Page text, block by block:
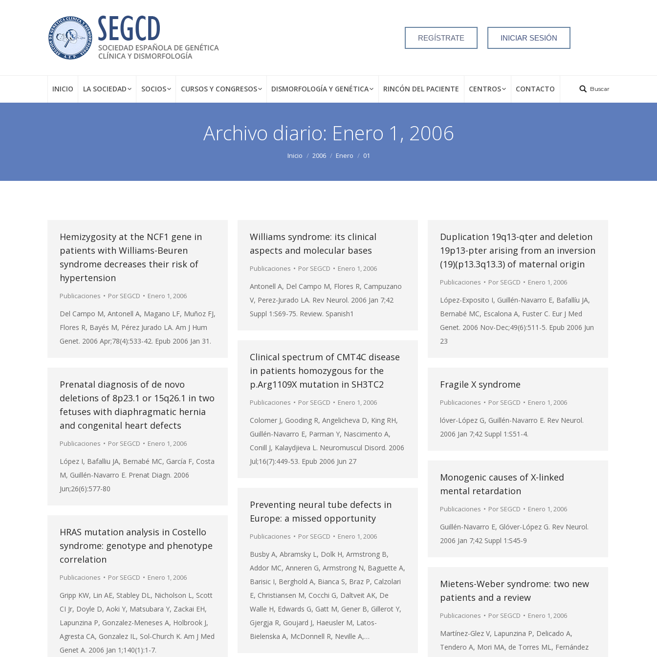
REGÍSTRATE INICIAR SESIÓN
INICIO LA SOCIEDAD SOCIOS CURSOS Y CONGRESOS DISMORFOLOGÍA Y GENÉTICA RINCÓN DEL PACIENTE CENTROS CONTACTO Buscar
Archivo diario: Enero 1, 2006
Inicio 2006 Enero 01
Hemizygosity at the NCF1 gene in
patients with Williams-Beuren
syndrome decreases their risk of
hypertension
Publicaciones Por SEGCD Enero 1, 2006
Del Campo M, Antonell A, Magano LF, Muñoz FJ,
Flores R, Bayés M, Pérez Jurado LA. Am J Hum
Genet. 2006 Apr;78(4):533-42. Epub 2006 Jan 31.
Williams syndrome: its clinical
aspects and molecular bases
Publicaciones Por SEGCD Enero 1, 2006
Antonell A, Del Campo M, Flores R, Campuzano
V, Perez-Jurado LA. Rev Neurol. 2006 Jan 7;42
Suppl 1:S69-75. Review. Spanish1
Duplication 19q13-qter and deletion
19p13-pter arising from an inversion
(19)(p13.3q13.3) of maternal origin
Publicaciones Por SEGCD Enero 1, 2006
López-Exposito I, Guillén-Navarro E, Bafallíu JA,
Bernabé MC, Escalona A, Fuster C. Eur J Med
Genet. 2006 Nov-Dec;49(6):511-5. Epub 2006 Jun
23
Clinical spectrum of CMT4C disease
in patients homozygous for the
p.Arg1109X mutation in SH3TC2
Publicaciones Por SEGCD Enero 1, 2006
Colomer J, Gooding R, Angelicheva D, King RH,
Guillén-Navarro E, Parman Y, Nascimento A,
Conill J, Kalaydjieva L. Neuromuscul Disord. 2006
Jul;16(7):449-53. Epub 2006 Jun 27
Prenatal diagnosis of de novo
deletions of 8p23.1 or 15q26.1 in two
fetuses with diaphragmatic hernia
and congenital heart defects
Publicaciones Por SEGCD Enero 1, 2006
López I, Bafalliu JA, Bernabé MC, García F, Costa
M, Guillén-Navarro E. Prenat Diagn. 2006
Jun;26(6):577-80
Fragile X syndrome
Publicaciones Por SEGCD Enero 1, 2006
lóver-López G, Guillén-Navarro E. Rev Neurol.
2006 Jan 7;42 Suppl 1:S51-4.
Monogenic causes of X-linked
mental retardation
Publicaciones Por SEGCD Enero 1, 2006
Guillén-Navarro E, Glóver-López G. Rev Neurol.
2006 Jan 7;42 Suppl 1:S45-9
Preventing neural tube defects in
Europe: a missed opportunity
Publicaciones Por SEGCD Enero 1, 2006
Busby A, Abramsky L, Dolk H, Armstrong B,
Addor MC, Anneren G, Armstrong N, Baguette A,
Barisic I, Berghold A, Bianca S, Braz P, Calzolari
E, Christiansen M, Cocchi G, Daltveit AK, De
Walle H, Edwards G, Gatt M, Gener B, Gillerot Y,
Gjergja R, Goujard J, Haeusler M, Latos-
Bielenska A, McDonnell R, Neville A,…
HRAS mutation analysis in Costello
syndrome: genotype and phenotype
correlation
Publicaciones Por SEGCD Enero 1, 2006
Gripp KW, Lin AE, Stabley DL, Nicholson L, Scott
CI Jr, Doyle D, Aoki Y, Matsubara Y, Zackai EH,
Lapunzina P, Gonzalez-Meneses A, Holbrook J,
Agresta CA, Gonzalez IL, Sol-Church K. Am J Med
Genet A. 2006 Jan 1;140(1):1-7.
Mietens-Weber syndrome: two new
patients and a review
Publicaciones Por SEGCD Enero 1, 2006
Martínez-Glez V, Lapunzina P, Delicado A,
Tendero A, Mori MA, de Torres ML, Fernández